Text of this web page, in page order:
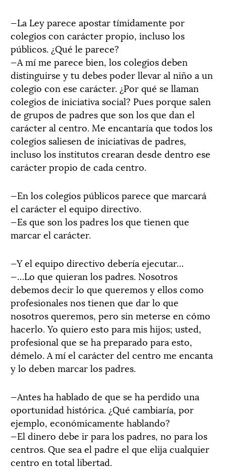
—La Ley parece apostar tímidamente por
colegios con carácter propio, incluso los
públicos. ¿Qué le parece?
—A mí me parece bien, los colegios deben
distinguirse y tu debes poder llevar al niño a un
colegio con ese carácter. ¿Por qué se llaman
colegios de iniciativa social? Pues porque salen
de grupos de padres que son los que dan el
carácter al centro. Me encantaría que todos los
colegios saliesen de iniciativas de padres,
incluso los institutos crearan desde dentro ese
carácter propio de cada centro.
—En los colegios públicos parece que marcará
el carácter el equipo directivo.
—Es que son los padres los que tienen que
marcar el carácter.
—Y el equipo directivo debería ejecutar…
—…Lo que quieran los padres. Nosotros
debemos decir lo que queremos y ellos como
profesionales nos tienen que dar lo que
nosotros queremos, pero sin meterse en cómo
hacerlo. Yo quiero esto para mis hijos; usted,
profesional que se ha preparado para esto,
démelo. A mí el carácter del centro me encanta
y lo deben marcar los padres.
—Antes ha hablado de que se ha perdido una
oportunidad histórica. ¿Qué cambiaría, por
ejemplo, económicamente hablando?
—El dinero debe ir para los padres, no para los
centros. Que sea el padre el que elija cualquier
centro en total libertad.